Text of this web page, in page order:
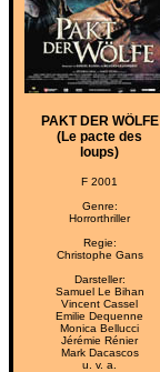
PAKT DER WÖLFE
(Le pacte des
loups)
F 2001
Genre:
Horrorthriller
Regie:
Christophe Gans
Darsteller:
Samuel Le Bihan
Vincent Cassel
Emilie Dequenne
Monica Bellucci
Jérémie Rénier
Mark Dacascos
u. v. a.